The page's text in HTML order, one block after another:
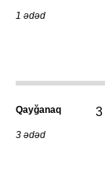
1 ədəd
Qayğanaq
3 ədəd
3